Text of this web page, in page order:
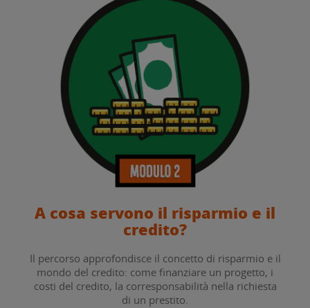
A cosa servono il risparmio e il
credito?
Il percorso approfondisce il concetto di risparmio e il
mondo del credito: come finanziare un progetto, i
costi del credito, la corresponsabilità nella richiesta
di un prestito.